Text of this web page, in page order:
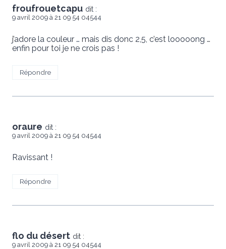
froufrouetcapu dit :
9 avril 2009 à 21 09 54 04544
j’adore la couleur … mais dis donc 2,5, c’est looooong …
enfin pour toi je ne crois pas !
Répondre
oraure dit :
9 avril 2009 à 21 09 54 04544
Ravissant !
Répondre
flo du désert dit :
9 avril 2009 à 21 09 54 04544